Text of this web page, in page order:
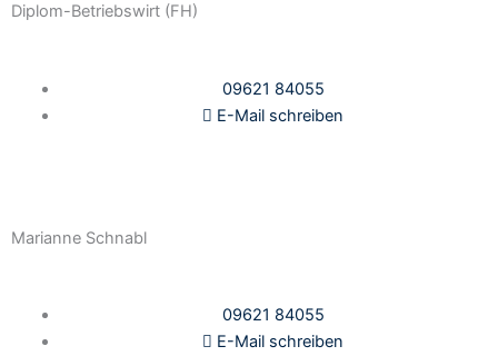
Diplom-Betriebswirt (FH)
09621 84055
E-Mail schreiben
Marianne Schnabl
09621 84055
E-Mail schreiben